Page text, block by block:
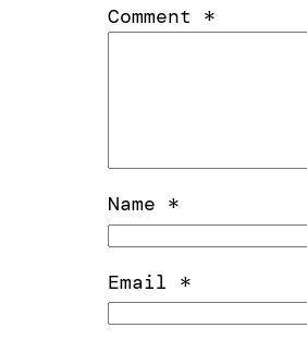
Comment *
Name *
Email *